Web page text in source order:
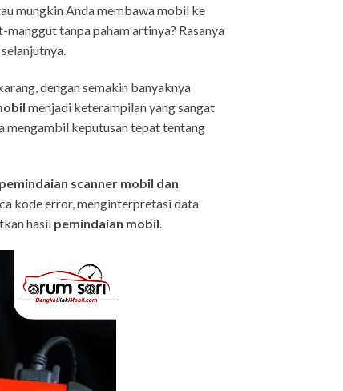
mungkin Anda membawa mobil ke
tanpa paham artinya? Rasanya
dengan semakin banyaknya
menjadi keterampilan yang sangat
mengambil keputusan tepat tentang
scanner mobil dan
kode error, menginterpretasi data
hasil pemindaian mobil.